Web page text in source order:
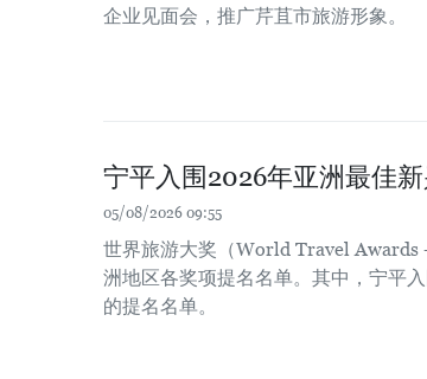
企业见面会，推广芹苴市旅游形象。
宁平入围2026年亚洲最佳
05/08/2026 09:55
世界旅游大奖（World Travel Awards
洲地区各奖项提名名单。其中，宁平
的提名名单。